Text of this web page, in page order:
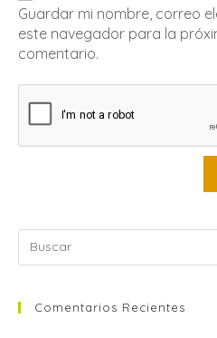
Guardar mi nombre, correo
este navegador para la
comentario.
Comentarios Recientes